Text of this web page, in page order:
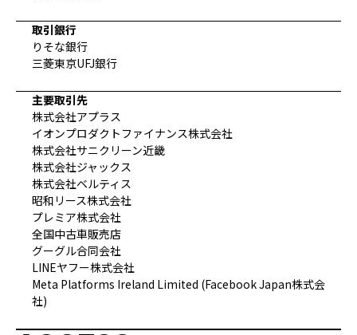
取引銀行
りそな銀行
三菱東京UFJ銀行
主要取引先
株式会社アプラス
イオンプロダクトファイナンス株式会社
株式会社サニクリーン近畿
株式会社ジャックス
株式会社ベルティス
昭和リース株式会社
プレミア株式会社
全国中古車販売店
グーグル合同会社
LINEヤフー株式会社
Meta Platforms Ireland Limited (Facebook Japan株式会
社)